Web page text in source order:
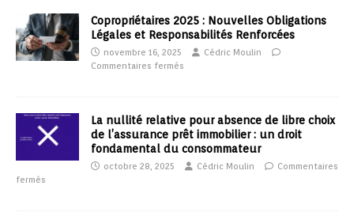
Copropriétaires 2025 : Nouvelles Obligations
Légales et Responsabilités Renforcées
novembre 16, 2025
Cédric Moulin
Commentaires fermés
La nullité relative pour absence de libre choix
de l’assurance prêt immobilier : un droit
fondamental du consommateur
octobre 28, 2025 Cédric Moulin
Commentaires
fermés